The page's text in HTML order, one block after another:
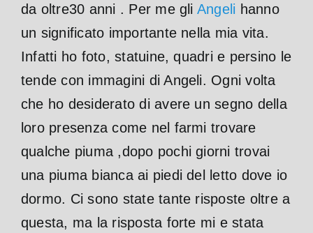
da oltre30 anni . Per me gli Angeli hanno
un significato importante nella mia vita.
Infatti ho foto, statuine, quadri e persino le
tende con immagini di Angeli. Ogni volta
che ho desiderato di avere un segno della
loro presenza come nel farmi trovare
qualche piuma ,dopo pochi giorni trovai
una piuma bianca ai piedi del letto dove io
dormo. Ci sono state tante risposte oltre a
questa, ma la risposta forte mi e stata